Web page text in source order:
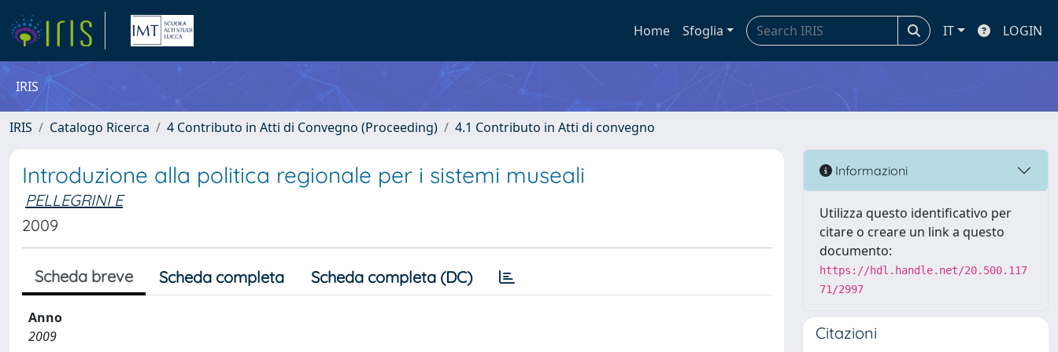
Home Sfoglia IT LOGIN
IRIS
IRIS Catalogo Ricerca 4 Contributo in Atti di Convegno (Proceeding) 4.1 Contributo in Atti di convegno
Introduzione alla politica regionale per i sistemi museali
PELLEGRINI E
2009
Scheda breve Scheda completa Scheda completa (DC)
Anno
2009
Informazioni
Utilizza questo identificativo per
citare o creare un link a questo
documento:
https://hdl.handle.net/20.500.117
71/2997
Citazioni